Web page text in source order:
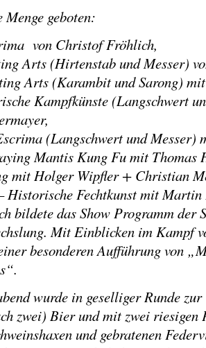
geboten:
von Christof Fröhlich,
Arts (Hirtenstab und Messer)
Arts (Karambit und Sarong)
Kampfkünste (Langschwert
(Langschwert und Messer)
Mantis Kung Fu mit Thomas
mit Holger Wipfler + Christian
Historische Fechtkunst mit Martin
bildete das Show Programm der
Mit Einblicken im Kampf
besonderen Aufführung von
wurde in geselliger Runde
zwei) Bier und mit zwei riesigen
und gebratenen